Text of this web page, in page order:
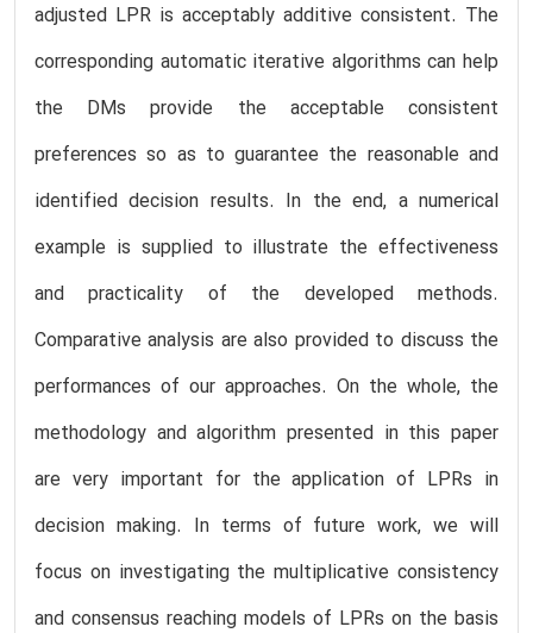
adjusted LPR is acceptably additive consistent. The
corresponding automatic iterative algorithms can help
the DMs provide the acceptable consistent
preferences so as to guarantee the reasonable and
identified decision results. In the end, a numerical
example is supplied to illustrate the effectiveness
and practicality of the developed methods.
Comparative analysis are also provided to discuss the
performances of our approaches. On the whole, the
methodology and algorithm presented in this paper
are very important for the application of LPRs in
decision making. In terms of future work, we will
focus on investigating the multiplicative consistency
and consensus reaching models of LPRs on the basis